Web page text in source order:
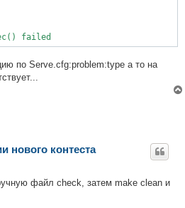
failed
по Serve.cfg:problem:type а то на
нового контеста
файл check, затем make clean и